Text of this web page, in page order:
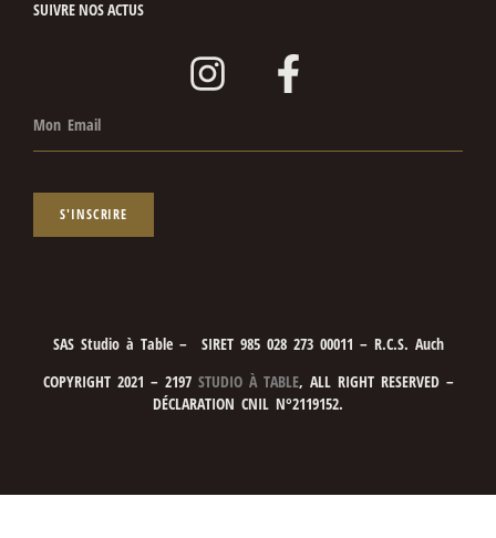
SUIVRE NOS ACTUS
S'INSCRIRE
SAS Studio à Table – SIRET 985 028 273 00011 – R.C.S. Auch
COPYRIGHT 2021 – 2197STUDIO À TABLE, ALL RIGHT RESERVED –
DÉCLARATION CNIL N°2119152.